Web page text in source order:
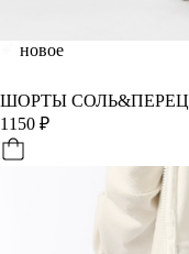
новое
ШОРТЫ СОЛЬ&ПЕРЕЦ
1150 ₽